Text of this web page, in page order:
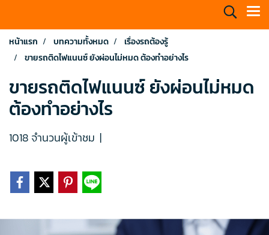
หน้าแรก บทความทั้งหมด
เรื่องรถต้องรู้
ขายรถติดไฟแนนซ์ ยังผ่อนไม่หมด ต้องทําอย่างไร
ขายรถติดไฟแนนซ์ ยังผ่อนไม่หมด
ต้องทําอย่างไร
1018 จำนวนผู้เข้าชม |